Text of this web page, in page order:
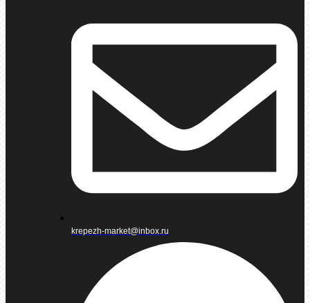
krepezh-market@inbox.ru